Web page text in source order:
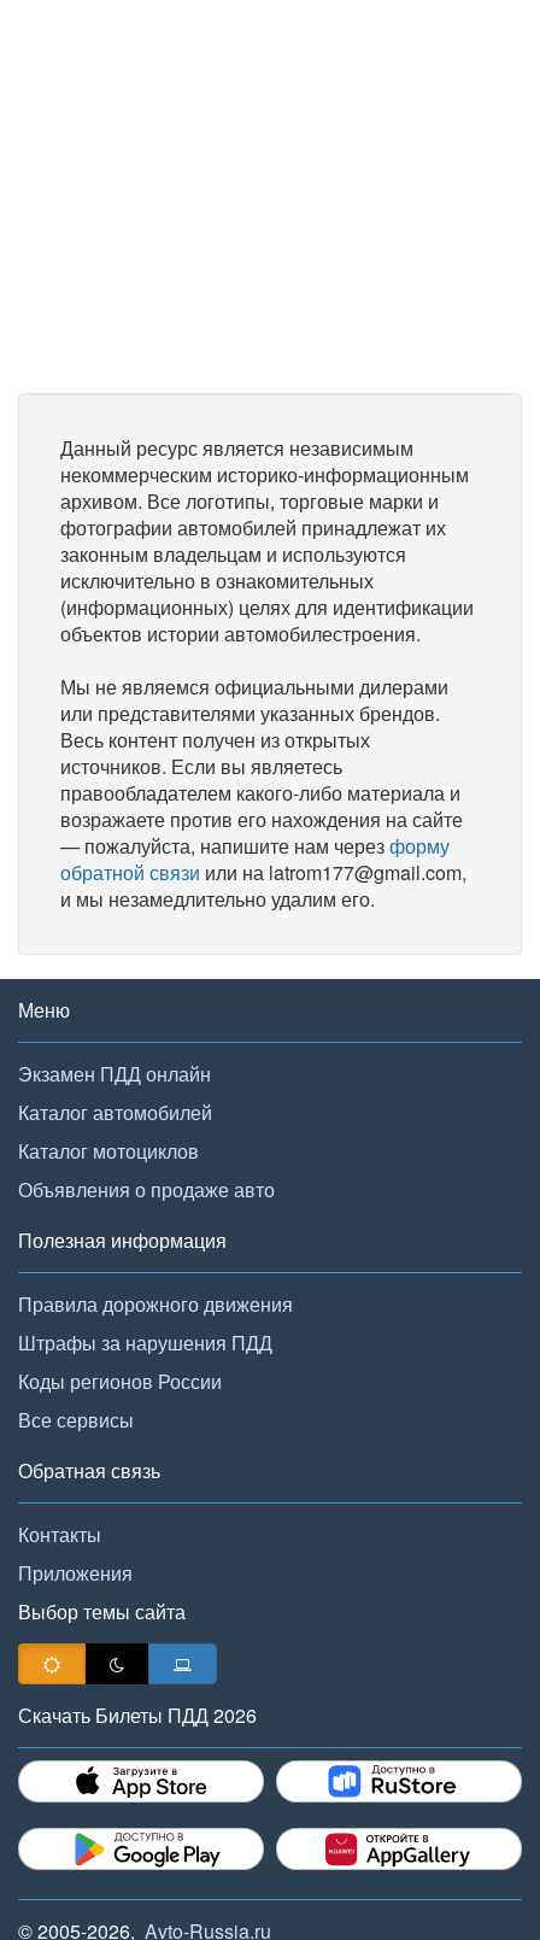
Данный ресурс является независимым
некоммерческим историко-информационным
архивом. Все логотипы, торговые марки и
фотографии автомобилей принадлежат их
законным владельцам и используются
исключительно в ознакомительных
(информационных) целях для идентификации
объектов истории автомобилестроения.
Мы не являемся официальными дилерами
или представителями указанных брендов.
Весь контент получен из открытых
источников. Если вы являетесь
правообладателем какого-либо материала и
возражаете против его нахождения на сайте
— пожалуйста, напишите нам черезформу
обратной связи или на latrom177@gmail.com,
и мы незамедлительно удалим его.
Меню
Экзамен ПДД онлайн
Каталог автомобилей
Каталог мотоциклов
Объявления о продаже авто
Полезная информация
Правила дорожного движения
Штрафы за нарушения ПДД
Коды регионов России
Все сервисы
Обратная связь
Контакты
Приложения
Выбор темы сайта
Скачать Билеты ПДД 2026
© 2005-2026, Avto-Russia.ru